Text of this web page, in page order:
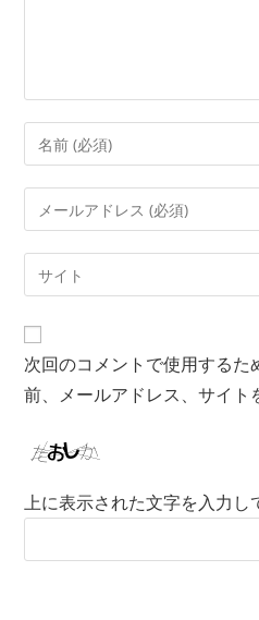
次回のコメントで使用するた
前、メールアドレス、サイト
上に表示された文字を入力し